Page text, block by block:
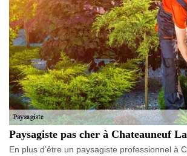
Paysagiste pas cher à Chateauneuf
En plus d’être un paysagiste professionnel à